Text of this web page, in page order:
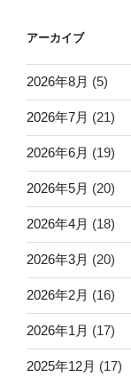
アーカイブ
2026年8月 (5)
2026年7月 (21)
2026年6月 (19)
2026年5月 (20)
2026年4月 (18)
2026年3月 (20)
2026年2月 (16)
2026年1月 (17)
2025年12月 (17)